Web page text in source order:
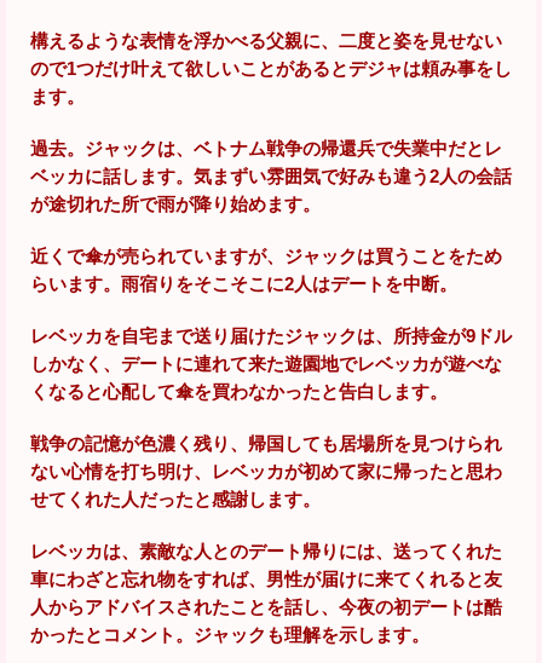
構えるような表情を浮かべる父親に、二度と姿を見せない
ので1つだけ叶えて欲しいことがあるとデジャは頼み事をし
ます。
過去。ジャックは、ベトナム戦争の帰還兵で失業中だとレ
ベッカに話します。気まずい雰囲気で好みも違う2人の会話
が途切れた所で雨が降り始めます。
近くで傘が売られていますが、ジャックは買うことをため
らいます。雨宿りをそこそこに2人はデートを中断。
レベッカを自宅まで送り届けたジャックは、所持金が9ドル
しかなく、デートに連れて来た遊園地でレベッカが遊べな
くなると心配して傘を買わなかったと告白します。
戦争の記憶が色濃く残り、帰国しても居場所を見つけられ
ない心情を打ち明け、レベッカが初めて家に帰ったと思わ
せてくれた人だったと感謝します。
レベッカは、素敵な人とのデート帰りには、送ってくれた
車にわざと忘れ物をすれば、男性が届けに来てくれると友
人からアドバイスされたことを話し、今夜の初デートは酷
かったとコメント。ジャックも理解を示します。